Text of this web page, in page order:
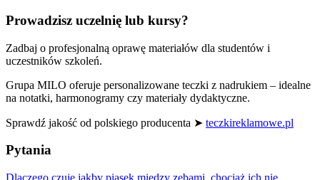
Prowadzisz uczelnię lub kursy?
Zadbaj o profesjonalną oprawę materiałów dla studentów i
uczestników szkoleń.
Grupa MILO oferuje personalizowane teczki z nadrukiem – idealne
na notatki, harmonogramy czy materiały dydaktyczne.
Sprawdź jakość od polskiego producenta ➤ teczkireklamowe.pl
Pytania
Dlaczego czuję jakby piasek między zębami, chociaż ich nie